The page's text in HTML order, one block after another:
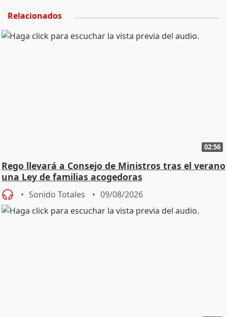
Relacionados
02:56
Rego llevará a Consejo de Ministros tras el verano
una Ley de familias acogedoras
Sonido Totales 09/08/2026